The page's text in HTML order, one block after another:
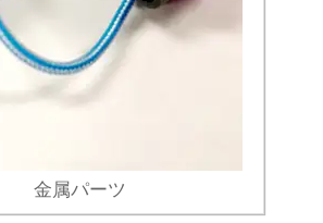
金属パーツ